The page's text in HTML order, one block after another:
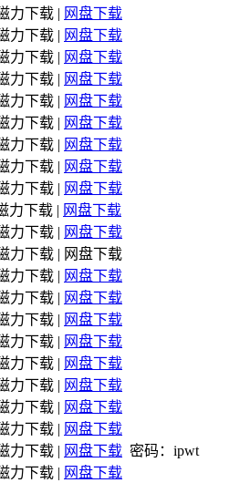
力下载 | 网盘下载
力下载 | 网盘下载
力下载 | 网盘下载
力下载 | 网盘下载
力下载 | 网盘下载
力下载 | 网盘下载
力下载 | 网盘下载
力下载 | 网盘下载
力下载 | 网盘下载
力下载 | 网盘下载
力下载 | 网盘下载
力下载 | 网盘下载
力下载 | 网盘下载
力下载 | 网盘下载
力下载 | 网盘下载
力下载 | 网盘下载
力下载 | 网盘下载
力下载 | 网盘下载
力下载 | 网盘下载
力下载 | 网盘下载
力下载 | 网盘下载 密码：ipwt
力下载 | 网盘下载